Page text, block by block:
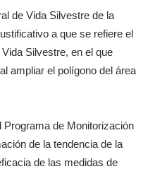
de Vida Silvestre de la
a que se refiere el
Silvestre, en el que
ampliar el polígono del área
de Monitorización
de la tendencia de la
de las medidas de